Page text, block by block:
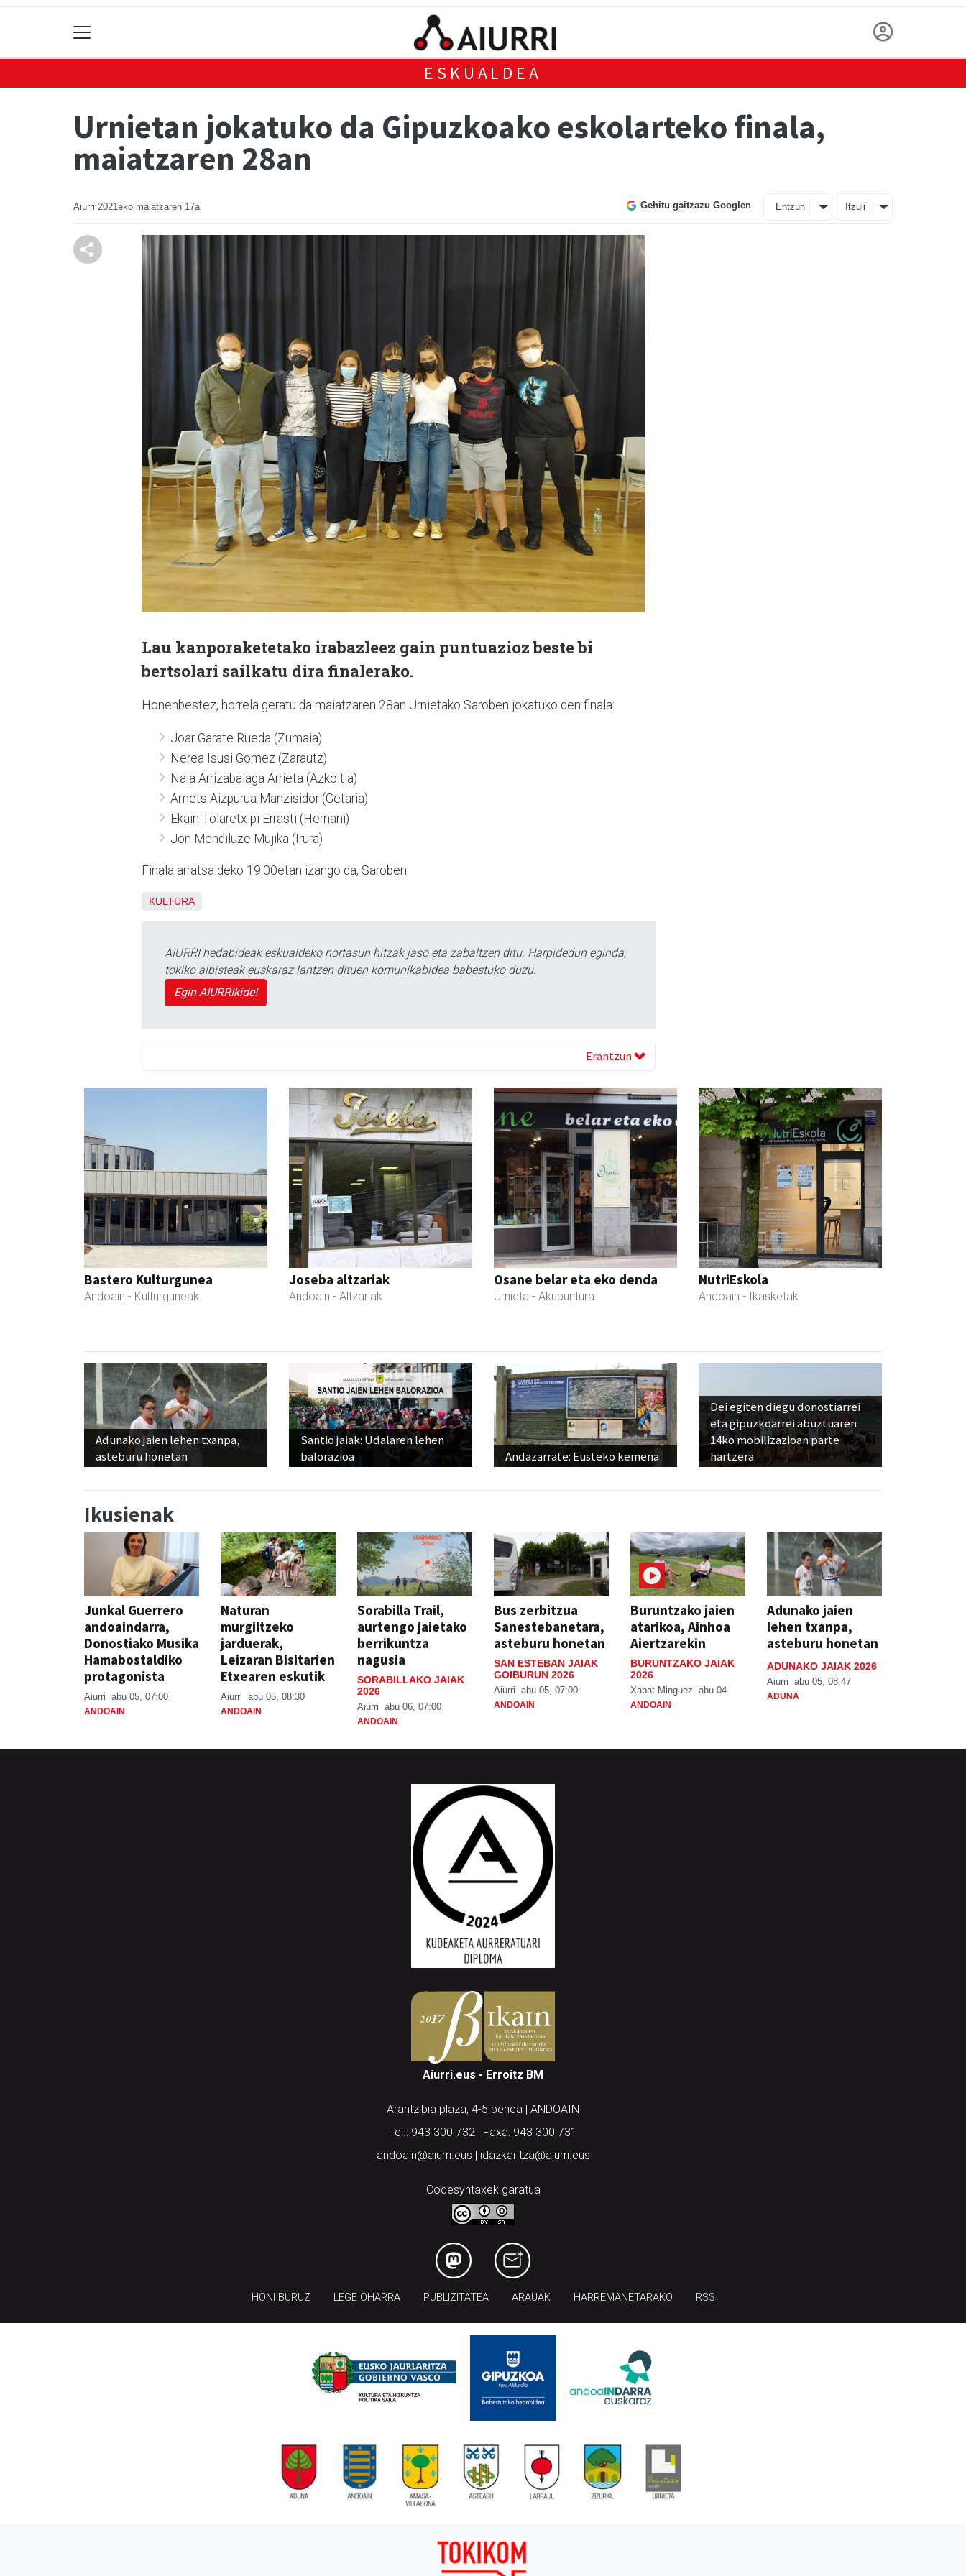
ESKUALDEA
Urnietan jokatuko da Gipuzkoako eskolarteko finala,
maiatzaren 28an
Aiurri 2021eko maiatzaren 17a Gehitu gaitzazu Googlen Entzun Itzuli
Lau kanporaketetako irabazleez gain puntuazioz beste bi
bertsolari sailkatu dira finalerako.
Honenbestez, horrela geratu da maiatzaren 28an Urnietako Saroben jokatuko den finala:
Joar Garate Rueda (Zumaia)
Nerea Isusi Gomez (Zarautz)
Naia Arrizabalaga Arrieta (Azkoitia)
Amets Aizpurua Manzisidor (Getaria)
Ekain Tolaretxipi Errasti (Hernani)
Jon Mendiluze Mujika (Irura)
Finala arratsaldeko 19:00etan izango da, Saroben.
KULTURA
AIURRI hedabideak eskualdeko nortasun hitzak jaso eta zabaltzen ditu. Harpidedun eginda,
tokiko albisteak euskaraz lantzen dituen komunikabidea babestuko duzu.
Egin AIURRIkide!
Erantzun
Bastero Kulturgunea
Andoain - Kulturguneak
Joseba altzariak
Andoain - Altzariak
Osane belar eta eko denda
Urnieta - Akupuntura
NutriEskola
Andoain - Ikasketak
Adunako jaien lehen txanpa,
asteburu honetan
Santio jaiak: Udalaren lehen
balorazioa
Andazarrate: Eusteko kemena
Dei egiten diegu donostiarrei
eta gipuzkoarrei abuztuaren
14ko mobilizazioan parte
hartzera
Ikusienak
Junkal Guerrero
andoaindarra,
Donostiako Musika
Hamabostaldiko
protagonista
Aiurri abu 05, 07:00
ANDOAIN
Naturan
murgiltzeko
jarduerak,
Leizaran Bisitarien
Etxearen eskutik
Aiurri abu 05, 08:30
ANDOAIN
Sorabilla Trail,
aurtengo jaietako
berrikuntza
nagusia
SORABILLAKO JAIAK
2026
Aiurri abu 06, 07:00
ANDOAIN
Bus zerbitzua
Sanestebanetara,
asteburu honetan
SAN ESTEBAN JAIAK
GOIBURUN 2026
Aiurri abu 05, 07:00
ANDOAIN
Buruntzako jaien
atarikoa, Ainhoa
Aiertzarekin
BURUNTZAKO JAIAK
2026
Xabat Minguez abu 04
ANDOAIN
Adunako jaien
lehen txanpa,
asteburu honetan
ADUNAKO JAIAK 2026
Aiurri abu 05, 08:47
ADUNA
Aiurri.eus - Erroitz BM
Arantzibia plaza, 4-5 behea | ANDOAIN
Tel.: 943 300 732 | Faxa: 943 300 731
andoain@aiurri.eus | idazkaritza@aiurri.eus
Codesyntaxek garatua
HONI BURUZ LEGE OHARRA PUBLIZITATEA ARAUAK HARREMANETARAKO RSS